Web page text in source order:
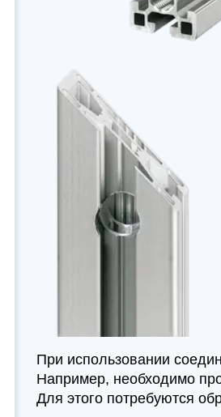
При использовании
Например, необходимо
Для этого потребуются